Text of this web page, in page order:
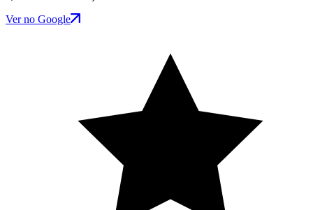
Ver no Google